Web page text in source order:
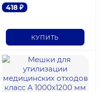
418₽
КУПИТЬ